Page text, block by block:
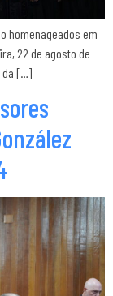
homenageados em
22 de agosto de
da […]